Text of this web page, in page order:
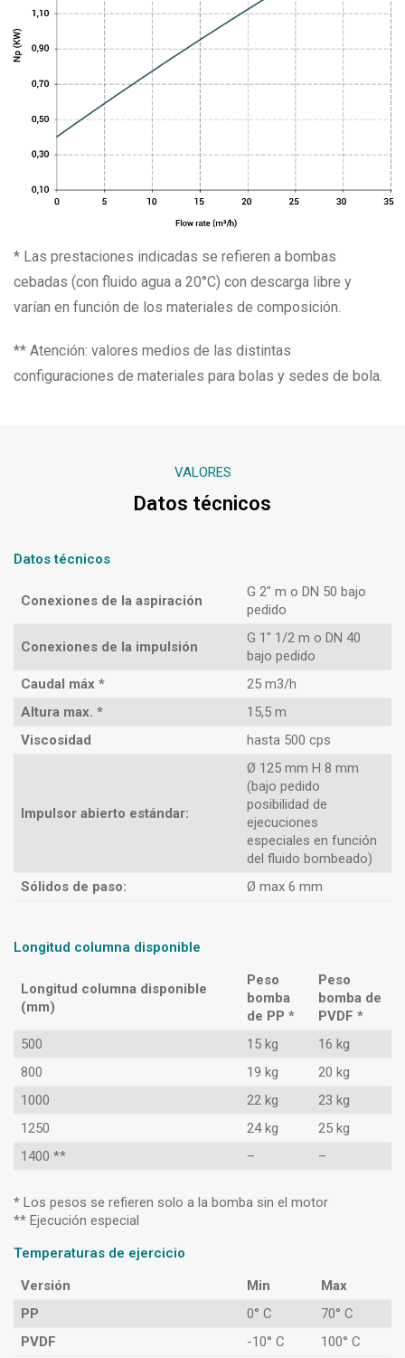
* Las prestaciones indicadas se refieren a bombas
cebadas (con fluido agua a 20°C) con descarga libre y
varían en función de los materiales de composición.
** Atención: valores medios de las distintas
configuraciones de materiales para bolas y sedes de bola.
VALORES
Datos técnicos
Datos técnicos
Conexiones de la aspiración
G 2″ m o DN 50 bajo
pedido
Conexiones de la impulsión
G 1″ 1/2 m o DN 40
bajo pedido
Caudal máx *
25 m3/h
Altura max. *
15,5 m
Viscosidad
hasta 500 cps
Impulsor abierto estándar:
Ø 125 mm H 8 mm
(bajo pedido
posibilidad de
ejecuciones
especiales en función
del fluido bombeado)
Sólidos de paso:
Ø max 6 mm
Longitud columna disponible
Longitud columna disponible
(mm)
Peso
bomba
de PP *
Peso
bomba de
PVDF *
500
15 kg
16 kg
800
19 kg
20 kg
1000
22 kg
23 kg
1250
24 kg
25 kg
1400 **
– –
* Los pesos se refieren solo a la bomba sin el motor
** Ejecución especial
Temperaturas de ejercicio
Versión
Min
Max
PP
0° C
70° C
PVDF
-10° C 100° C